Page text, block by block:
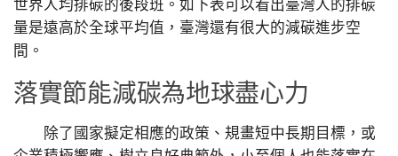
世界人均排碳的後段班。如下表可以看出臺灣人的排碳
量是遠高於全球平均值，臺灣還有很大的減碳進步空
間。
落實節能減碳為地球盡心力
除了國家擬定相應的政策、規畫短中長期目標，或